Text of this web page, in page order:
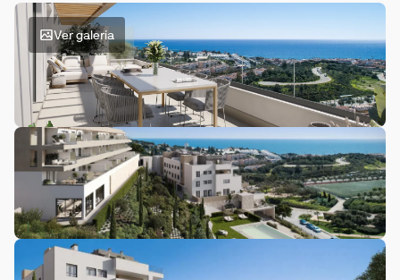
Ver galería